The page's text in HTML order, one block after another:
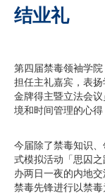
结业礼
第四届禁毒领袖学
担任主礼嘉宾，表
金牌得主暨立法会
境和时间管理的心得
今届除了禁毒知识
式模拟活动「思囚
办两日一夜的内地
禁毒先锋进行以禁毒